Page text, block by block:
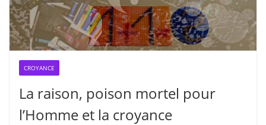
CROYANCE
La raison, poison mortel pour
l’Homme et la croyance